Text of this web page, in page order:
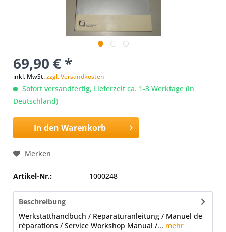
69,90 € *
inkl. MwSt.zzgl. Versandkosten
Sofort versandfertig, Lieferzeit ca. 1-3 Werktage (in
Deutschland)
In den Warenkorb
Merken
Artikel-Nr.: 1000248
Beschreibung
Werkstatthandbuch / Reparaturanleitung / Manuel de
réparations / Service Workshop Manual /... mehr